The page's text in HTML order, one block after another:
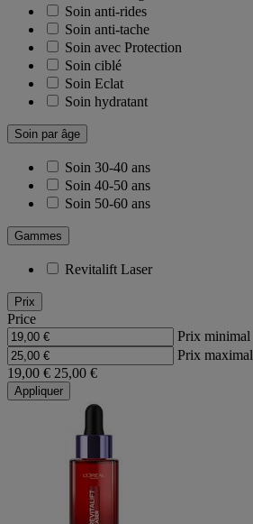
Soin anti-rides
Soin anti-tache
Soin avec Protection
Soin ciblé
Soin Eclat
Soin hydratant
Soin par âge
Soin 30-40 ans
Soin 40-50 ans
Soin 50-60 ans
Gammes
Revitalift Laser
Prix
Price
Prix minimal
Prix maximal
19,00 € 25,00 €
Appliquer